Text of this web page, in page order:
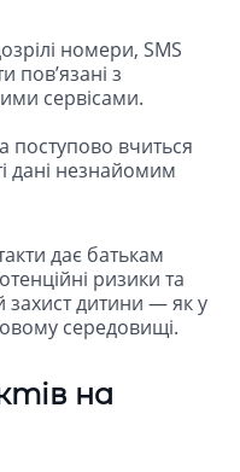
номери, SMS
пов’язані з
сервісами.
поступово вчиться
дані незнайомим
дає батькам
ризики та
захист дитини — як у
середовищі.
на